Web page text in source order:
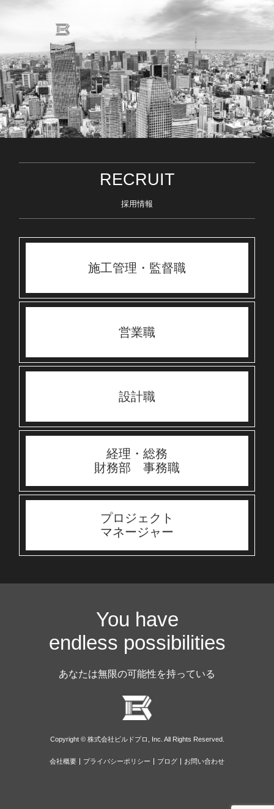
RECRUIT
採用情報
施工管理・監督職
営業職
設計職
経理・総務
財務部 事務職
プロジェクト
マネージャー
You have
endless possibilities
あなたは無限の可能性を持っている
Copyright © 株式会社ビルドプロ, Inc. All Rights Reserved.
会社概要 プライバシーポリシー ブログ お問い合わせ